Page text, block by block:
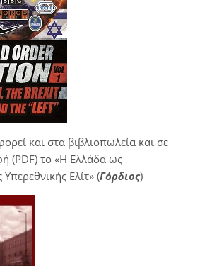
και στα βιβλιοπωλεία και σε
(PDF) το «Η Ελλάδα ως
Ελίτ» (Γόρδιος)